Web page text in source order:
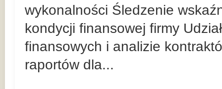
wykonalności Śledzenie
kondycji finansowej firmy
finansowych i analizie
raportów dla...